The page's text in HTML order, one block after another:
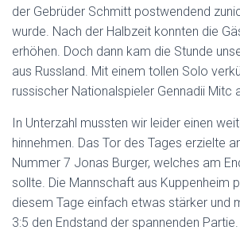
der Gebrüder Schmitt postwendend
wurde. Nach der Halbzeit konnten die
erhöhen. Doch dann kam die Stunde
aus Russland. Mit einem tollen Solo
russischer Nationalspieler Gennadii Mitc
In Unterzahl mussten wir leider einen
hinnehmen. Das Tor des Tages erzielte
Nummer 7 Jonas Burger, welches am
sollte. Die Mannschaft aus Kuppenheim
diesem Tage einfach etwas stärker und
3:5 den Endstand der spannenden Partie.